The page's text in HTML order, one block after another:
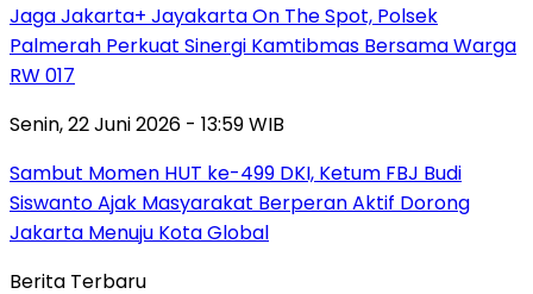
Jaga Jakarta+ Jayakarta On The Spot, Polsek
Palmerah Perkuat Sinergi Kamtibmas Bersama Warga
RW 017
Senin, 22 Juni 2026 - 13:59 WIB
Sambut Momen HUT ke-499 DKI, Ketum FBJ Budi
Siswanto Ajak Masyarakat Berperan Aktif Dorong
Jakarta Menuju Kota Global
Berita Terbaru